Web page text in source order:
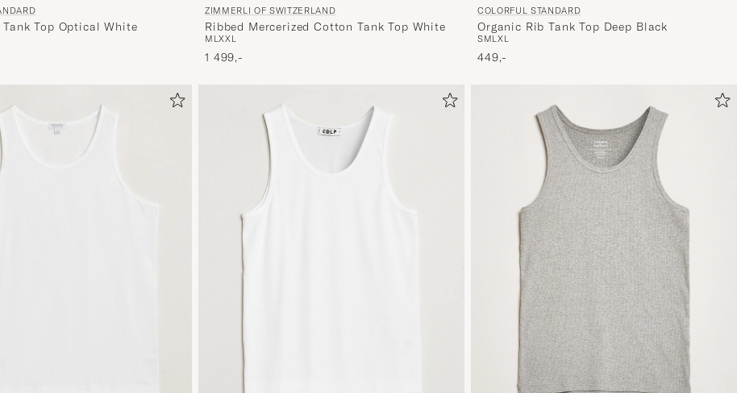
Top Optical White
ZIMMERLI OF SWITZERLAND
Ribbed Mercerized Cotton Tank Top White
M LXXL
1 499,-
COLORFUL STANDARD
Organic Rib Tank Top Deep Black
SMLXL
449,-